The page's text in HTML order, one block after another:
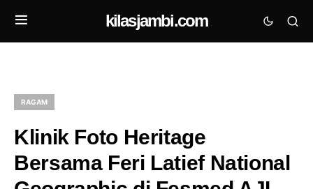
kilasjambi.com
RAGAM
Klinik Foto Heritage
Bersama Feri Latief National